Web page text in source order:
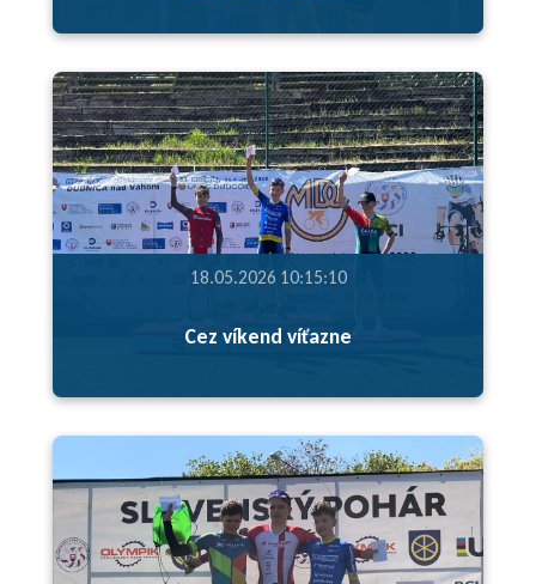
18.05.2026 10:15:10
Cez víkend víťazne